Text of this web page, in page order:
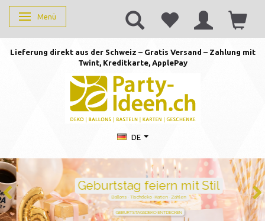
Anzeige ändern
Menü
Lieferung direkt aus der Schweiz – Gratis Versand – Zahlung mit
Twint, Kreditkarte, ApplePay
DE
Geburtstag feiern mit Stil
Ballons · Tischdeko · Karten · Zahlen
GEBURTSTAGSDEKO ENTDECKEN